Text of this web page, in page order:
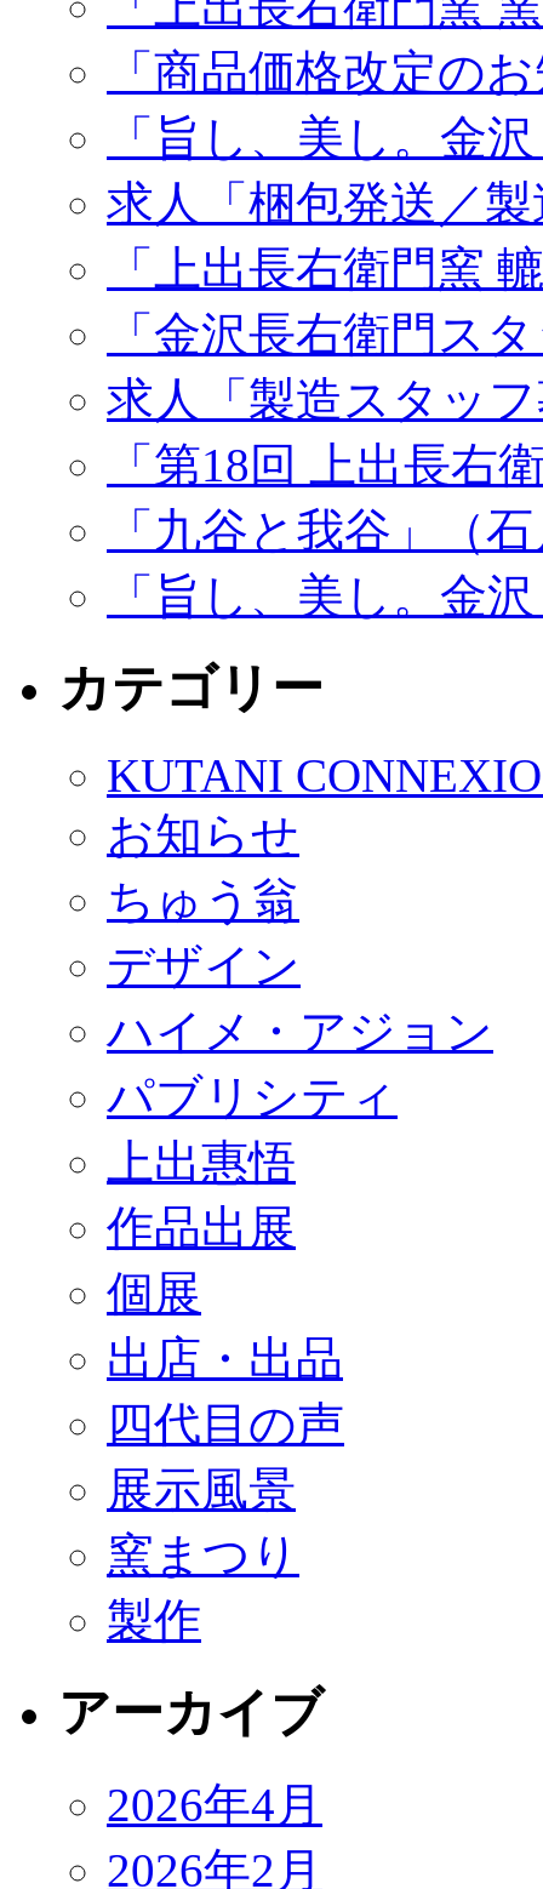
「商品価格改定の
「旨し、美し。金
求人「梱包発送／
「上出長右衛門窯
「金沢長右衛門ス
求人「製造スタッ
「第18回 上出長右
「九谷と我谷」（
「旨し、美し。金
カテゴリー
KUTANI
お知らせ
ちゅう翁
デザイン
ハイメ・アジョン
パブリシティ
上出惠悟
作品出展
個展
出店・出品
四代目の声
展示風景
窯まつり
製作
アーカイブ
2026年4月
2026年2月